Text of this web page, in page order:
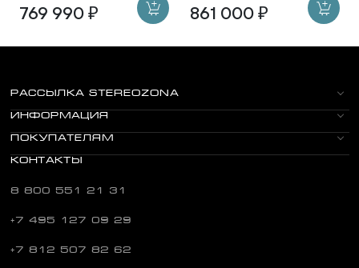
769 990 ₽ 861 000 ₽
РАССЫЛКА STEREOZONA
ИНФОРМАЦИЯ
ПОКУПАТЕЛЯМ
КОНТАКТЫ
8 800 551 21 31
+7 495 127 09 29
+7 812 507 82 62